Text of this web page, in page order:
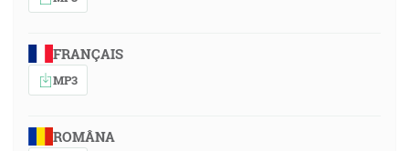
FRANÇAIS
MP3
ROMÂNA